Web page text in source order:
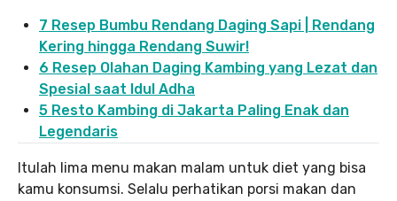
7 Resep Bumbu Rendang Daging Sapi | Rendang
Kering hingga Rendang Suwir!
6 Resep Olahan Daging Kambing yang Lezat dan
Spesial saat Idul Adha
5 Resto Kambing di Jakarta Paling Enak dan
Legendaris
Itulah lima menu makan malam untuk diet yang bisa
kamu konsumsi. Selalu perhatikan porsi makan dan